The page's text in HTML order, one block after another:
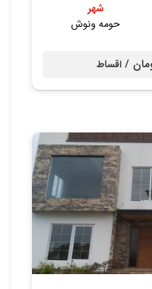
شهر
حومه ونوش
اقساط